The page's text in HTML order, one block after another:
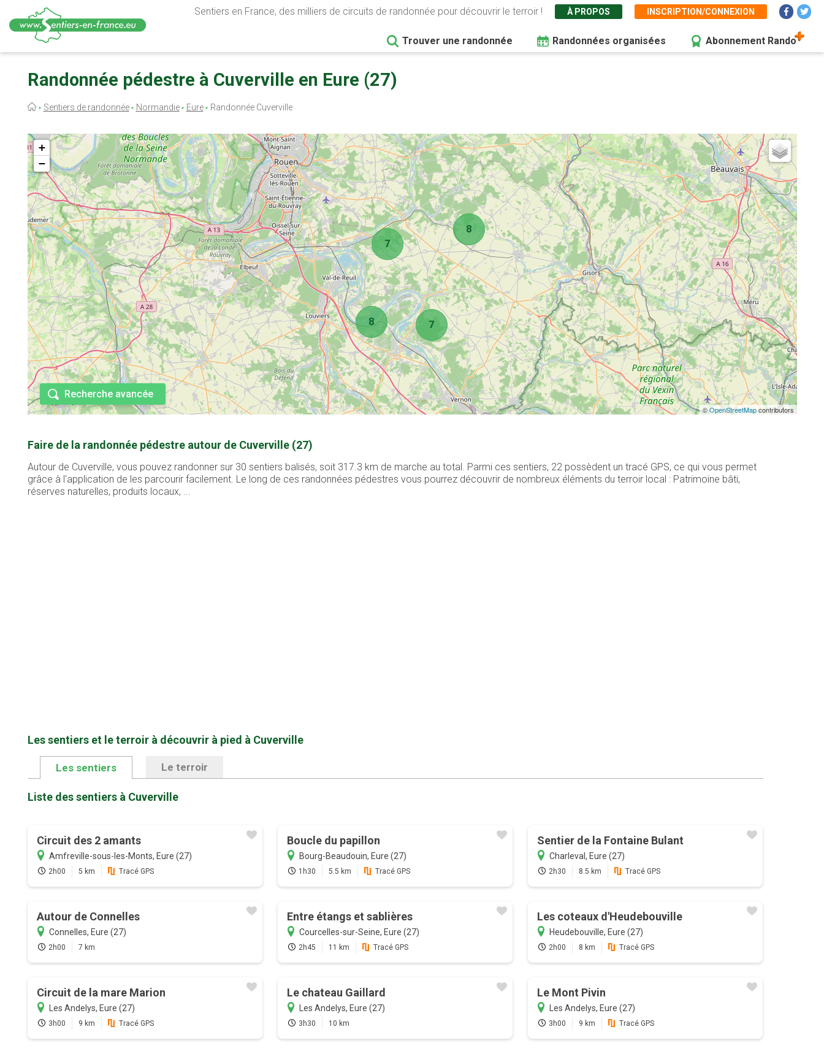
contenu
Sentiers en France, des milliers de circuits de randonnée pour découvrir le terroir ! À PROPOS INSCRIPTION/CONNEXION
Trouver une randonnée Randonnées organisées Abonnement Rando
Randonnée pédestre à Cuverville en Eure (27)
Fil
Sentiers de randonnée Normandie Eure Randonnée Cuverville
8
8
7
7
+
−
©OpenStreetMapcontributors
Recherche avancée
Faire de la randonnée pédestre autour de Cuverville (27)
Autour de Cuverville, vous pouvez randonner sur 30 sentiers balisés, soit 317.3 km de marche au total. Parmi ces sentiers, 22 possèdent un tracé GPS, ce qui vous permet
grâce à l'application de les parcourir facilement. Le long de ces randonnées pédestres vous pourrez découvrir de nombreux éléments du terroir local : Patrimoine bâti,
réserves naturelles, produits locaux, ...
Les sentiers et le terroir à découvrir à pied à Cuverville
Les sentiers Le terroir
Liste des sentiers à Cuverville
Circuit des 2 amants
Amfreville-sous-les-Monts, Eure (27)
2h00 5 km Tracé GPS
Boucle du papillon
Bourg-Beaudouin, Eure (27)
1h30 5.5 km Tracé GPS
Sentier de la Fontaine Bulant
Charleval, Eure (27)
2h30 8.5 km Tracé GPS
Autour de Connelles
Connelles, Eure (27)
2h00 7 km
Entre étangs et sablières
Courcelles-sur-Seine, Eure (27)
2h45 11 km Tracé GPS
Les coteaux d'Heudebouville
Heudebouville, Eure (27)
2h00 8 km Tracé GPS
Circuit de la mare Marion
Les Andelys, Eure (27)
3h00 9 km Tracé GPS
Le chateau Gaillard
Les Andelys, Eure (27)
3h30 10 km
Le Mont Pivin
Les Andelys, Eure (27)
3h00 9 km Tracé GPS